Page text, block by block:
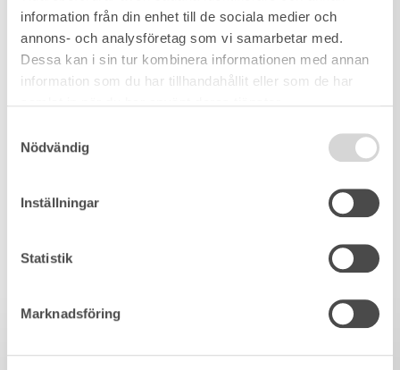
information från din enhet till de sociala medier och
annons- och analysföretag som vi samarbetar med.
Dessa kan i sin tur kombinera informationen med annan
information som du har tillhandahållit eller som de har
Nödvändig
Inställningar
Statistik
Marknadsföring